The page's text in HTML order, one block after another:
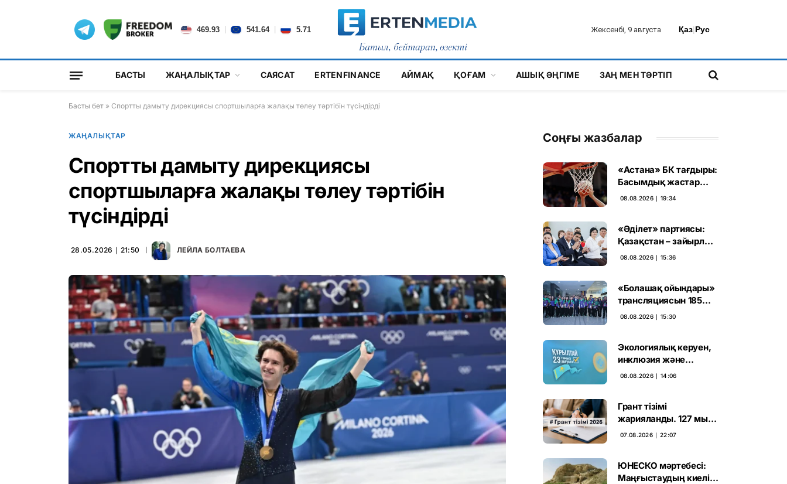
469.93 541.64 5.71 Жексенбі, 9 августа Қаз|Рус
БАСТЫ ЖАҢАЛЫҚТАР САЯСАТ ERTENFINANCE АЙМАҚ ҚОҒАМ АШЫҚ ӘҢГІМЕ ЗАҢ МЕН ТӘРТІП
Басты бет » Спортты дамыту дирекциясы спортшыларға жалақы төлеу тәртібін түсіндірді
ЖАҢАЛЫҚТАР
Спортты дамыту дирекциясы
спортшыларға жалақы төлеу тәртібін
түсіндірді
28.05.2026 ∣ 21:50 ЛЕЙЛА БОЛТАЕВА
Соңғы жазбалар
«Астана» БК тағдыры:
Басымдық жастар
баскетболына
08.08.2026 ∣ 19:34
«Әділет» партиясы:
Қазақстан – зайырлы
мемлекет, ал «Заң
08.08.2026 ∣ 15:36
«Болашақ ойындары»
трансляциясын 185
миллион рет көрген
08.08.2026 ∣ 15:30
Экологиялық керуен,
инклюзия және
өндірісті қолдау:
08.08.2026 ∣ 14:06
Грант тізімі
жарияланды. 127 мың
талапкердің
07.08.2026 ∣ 22:07
ЮНЕСКО мәртебесі:
Маңғыстаудың киелі